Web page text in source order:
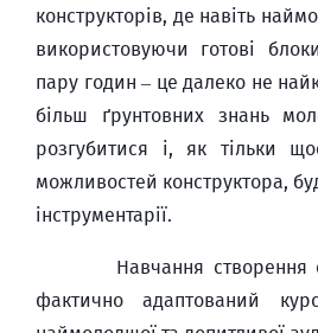
конструкторів, де навіть
використовуючи готові
пару годин – це далеко не
більш ґрунтовних знань
розгубитися і, як тільки
можливостей конструктора,
інструментарії.
Навчання створення
фактично адаптований